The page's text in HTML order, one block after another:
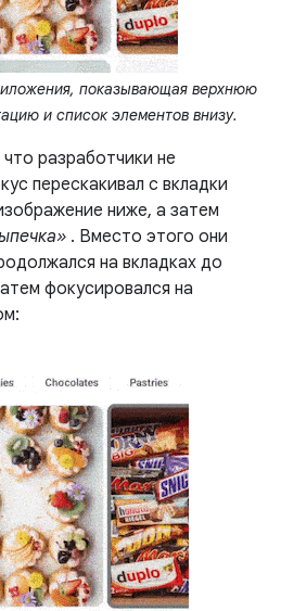
показывающая верхнюю
и список элементов внизу.
разработчики не
перескакивал с вкладки
ниже, а затем
. Вместо этого они
на вкладках до
фокусировался на